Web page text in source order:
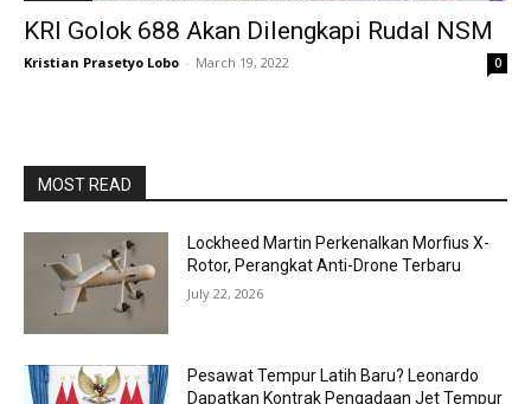
KRI Golok 688 Akan Dilengkapi Rudal NSM
Kristian Prasetyo Lobo - March 19, 2022 0
MOST READ
Lockheed Martin Perkenalkan Morfius X-
Rotor, Perangkat Anti-Drone Terbaru
July 22, 2026
Pesawat Tempur Latih Baru? Leonardo
Dapatkan Kontrak Pengadaan Jet Tempur